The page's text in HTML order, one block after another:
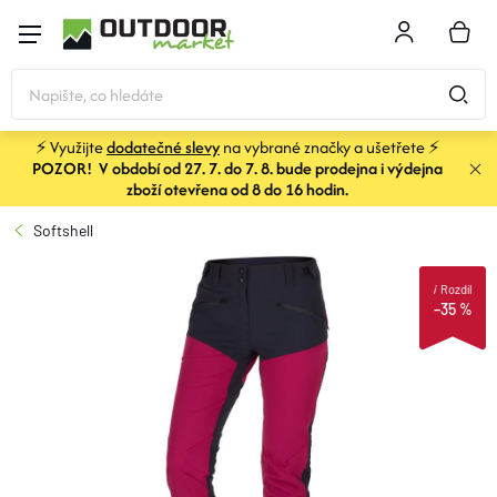
obsah
KOŠÍK
STANY
SPACÁKY
⚡ Využijtedodatečné slevyna vybrané značky a ušetřete ⚡
POZOR! V období od 27. 7. do 7. 8. bude prodejna i výdejna
zboží otevřena od 8 do 16 hodin.
Softshell
–35 %
iRozdíl